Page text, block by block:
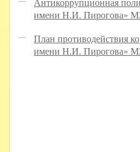
Антикоррупционная
имени Н.И. Пирогова»
План противодействия
имени Н.И. Пирогова»